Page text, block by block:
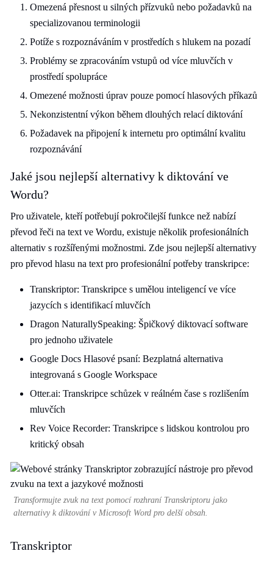
Omezená přesnost u silných přízvuků nebo požadavků na
specializovanou terminologii
Potíže s rozpoznáváním v prostředích s hlukem na pozadí
Problémy se zpracováním vstupů od více mluvčích v
prostředí spolupráce
Omezené možnosti úprav pouze pomocí hlasových příkazů
Nekonzistentní výkon během dlouhých relací diktování
Požadavek na připojení k internetu pro optimální kvalitu
rozpoznávání
Jaké jsou nejlepší alternativy k diktování ve
Wordu?
Pro uživatele, kteří potřebují pokročilejší funkce než nabízí
převod řeči na text ve Wordu, existuje několik profesionálních
alternativ s rozšířenými možnostmi. Zde jsou nejlepší alternativy
pro převod hlasu na text pro profesionální potřeby transkripce:
Transkriptor: Transkripce s umělou inteligencí ve více
jazycích s identifikací mluvčích
Dragon NaturallySpeaking: Špičkový diktovací software
pro jednoho uživatele
Google Docs Hlasové psaní: Bezplatná alternativa
integrovaná s Google Workspace
Otter.ai: Transkripce schůzek v reálném čase s rozlišením
mluvčích
Rev Voice Recorder: Transkripce s lidskou kontrolou pro
kritický obsah
Transformujte zvuk na text pomocí rozhraní Transkriptoru jako
alternativy k diktování v Microsoft Word pro delší obsah.
Transkriptor